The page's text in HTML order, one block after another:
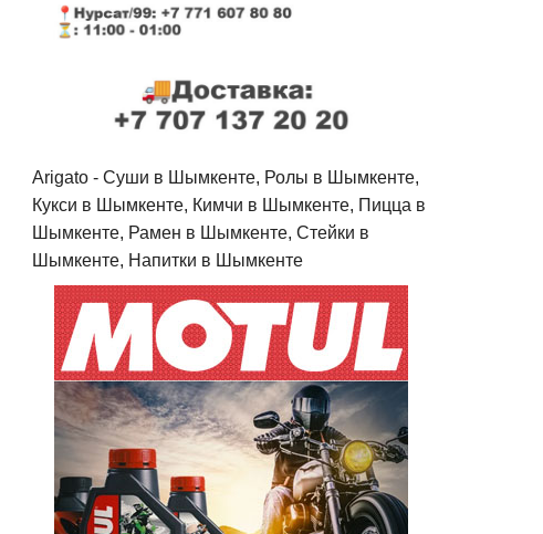
Arigato - Cуши в Шымкенте, Ролы в Шымкенте,
Кукси в Шымкенте, Кимчи в Шымкенте, Пицца в
Шымкенте, Рамен в Шымкенте, Стейки в
Шымкенте, Напитки в Шымкенте